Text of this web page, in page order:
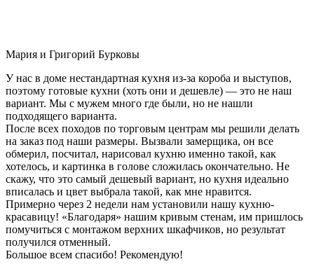
Мария и Григорий Бурковы
У нас в доме нестандартная кухня из-за короба и выступов,
поэтому готовые кухни (хоть они и дешевле) — это не наш
вариант. Мы с мужем много где были, но не нашли
подходящего варианта.
После всех походов по торговым центрам мы решили делать
на заказ под наши размеры. Вызвали замерщика, он все
обмерил, посчитал, нарисовал кухню именно такой, как
хотелось, и картинка в голове сложилась окончательно. Не
скажу, что это самый дешевый вариант, но кухня идеально
вписалась и цвет выбрала такой, как мне нравится.
Примерно через 2 недели нам установили нашу кухню-
красавицу! «Благодаря» нашим кривым стенам, им пришлось
помучиться с монтажом верхних шкафчиков, но результат
получился отменный.
Большое всем спасибо! Рекомендую!